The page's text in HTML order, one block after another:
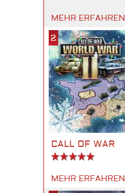
MEHR ERFAHREN
2
CALL OF WAR
MEHR ERFAHREN